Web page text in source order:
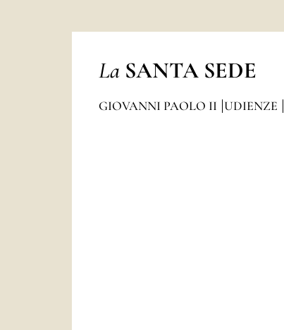
La SANTA SEDE
GIOVANNI PAOLO II UDIENZE